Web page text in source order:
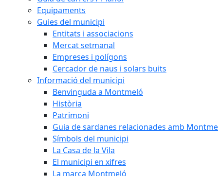
Equipaments
Guies del municipi
Entitats i associacions
Mercat setmanal
Empreses i polígons
Cercador de naus i solars buits
Informació del municipi
Benvinguda a Montmeló
Història
Patrimoni
Guia de sardanes relacionades amb
Símbols del municipi
La Casa de la Vila
El municipi en xifres
La marca Montmeló